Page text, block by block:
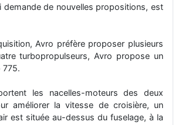
demande de nouvelles propositions, est
Avro préfère proposer plusieurs
turbopropulseurs, Avro propose un
775.
les nacelles-moteurs des deux
améliorer la vitesse de croisière, un
est située au-dessus du fuselage, à la